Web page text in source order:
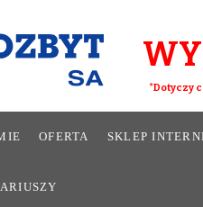
*Dotyczy
OFERTA SKLEP